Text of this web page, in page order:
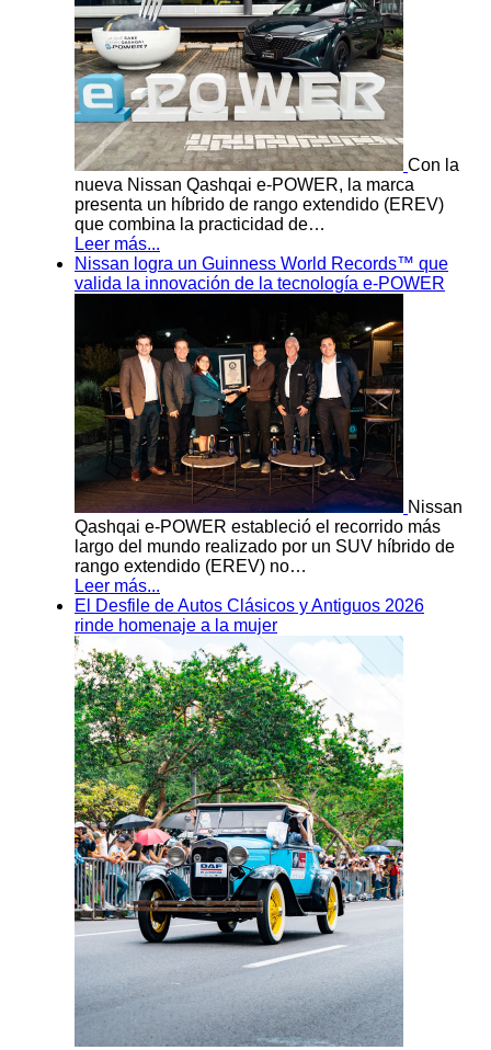
Con la
nueva Nissan Qashqai e-POWER, la marca
presenta un híbrido de rango extendido (EREV)
que combina la practicidad de…
Leer más...
Nissan logra un Guinness World Records™ que
valida la innovación de la tecnología e-POWER
Nissan
Qashqai e-POWER estableció el recorrido más
largo del mundo realizado por un SUV híbrido de
rango extendido (EREV) no…
Leer más...
El Desfile de Autos Clásicos y Antiguos 2026
rinde homenaje a la mujer